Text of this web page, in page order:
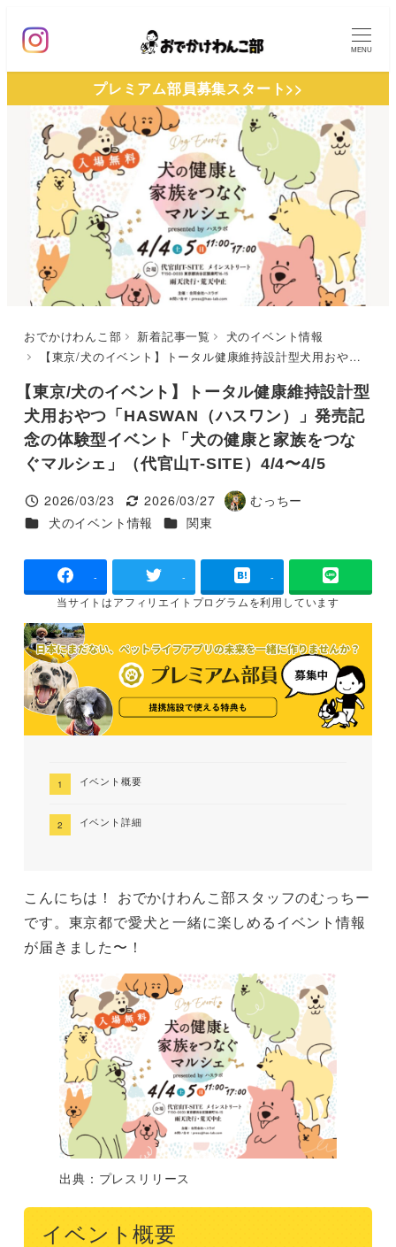
ン
MENU
プレミアム部員募集スタート>>
おでかけわんこ部 新着記事一覧
犬のイベント情報
【東京/犬のイベント】トータル健康維持設計型犬用おやつ「HASWAN（ハスワン）」発売記念の体験型イベント「犬の健康と家族をつなぐマルシェ」（代官山T-SITE）4/4〜4/5
【東京/犬のイベント】トータル健康維持設計型
犬用おやつ「HASWAN（ハスワン）」発売記
念の体験型イベント「犬の健康と家族をつな
ぐマルシェ」（代官山T-SITE）4/4〜4/5
投稿日
2026/03/23
更新日
2026/03/27
著
むっちー
カテゴリー
犬のイベント情報 カテゴリー
関東
- - -
当サイトはアフィリエイトプログラムを利用しています
イベント概要
イベント詳細
こんにちは！ おでかけわんこ部スタッフのむっちー
です。東京都で愛犬と一緒に楽しめるイベント情報
が届きました〜！
出典：プレスリリース
イベント概要